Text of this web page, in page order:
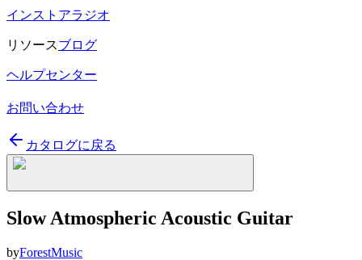
インストアラジオ
リソースブログ
ヘルプセンター
お問い合わせ
カタログに戻る
Slow Atmospheric Acoustic Guitar
byForestMusic